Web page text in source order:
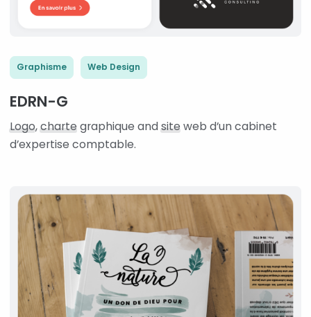
Graphisme Web Design
EDRN-G
Logo,chartegraphique andsiteweb d’un cabinet
d’expertise comptable.